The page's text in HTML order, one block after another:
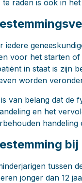
te raden is ook in
iedere
voor het starten of
in staat is zijn
worden
van belang dat de
en het
handeling
tussen
jonger dan 12